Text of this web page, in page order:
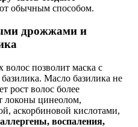
обычным способом.
дрожжами и
волос позволит маска с
Масло базилика не
рост волос более
локоны цинеолом,
аскорбиновой кислотами,
воспаления,